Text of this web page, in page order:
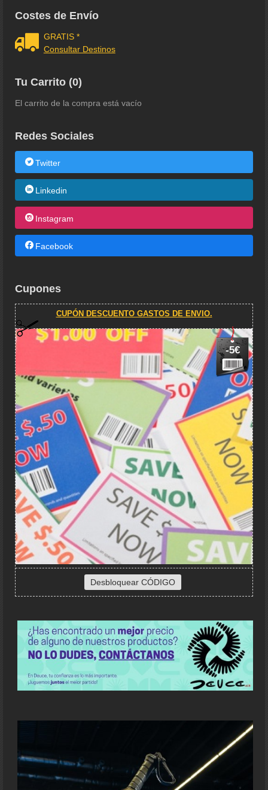
Costes de Envío
GRATIS *
Consultar Destinos
Tu Carrito (0)
El carrito de la compra está vacío
Redes Sociales
Twitter
Linkedin
Instagram
Facebook
Cupones
CUPÓN DESCUENTO GASTOS DE ENVIO.
-5€